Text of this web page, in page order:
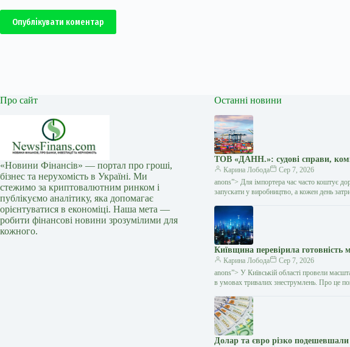
Опублікувати коментар
Про сайт
«Новини Фінансів» — портал про гроші,
бізнес та нерухомість в Україні. Ми
стежимо за криптовалютним ринком і
публікуємо аналітику, яка допомагає
орієнтуватися в економіці. Наша мета —
робити фінансові новини зрозумілими для
кожного.
Останні новини
ТОВ «ДАНН.»: судові справи,
Карина Лобода
Сер 7, 2026
anons”> Для імпортера час часто коштує
запускати у виробництво, а кожен день
Київщина перевірила готовність
Карина Лобода
Сер 7, 2026
anons”> У Київській області провели
в умовах тривалих знеструмлень. Про це
Долар та євро різко